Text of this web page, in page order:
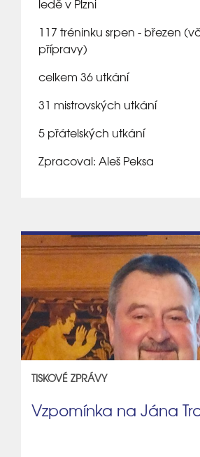
ledě v Plzni
117 tréninku srpen - březen
přípravy)
celkem 36 utkání
31 mistrovských utkání
5 přátelských utkání
Zpracoval: Aleš Peksa
TISKOVÉ ZPRÁVY
Vzpomínka na Jána